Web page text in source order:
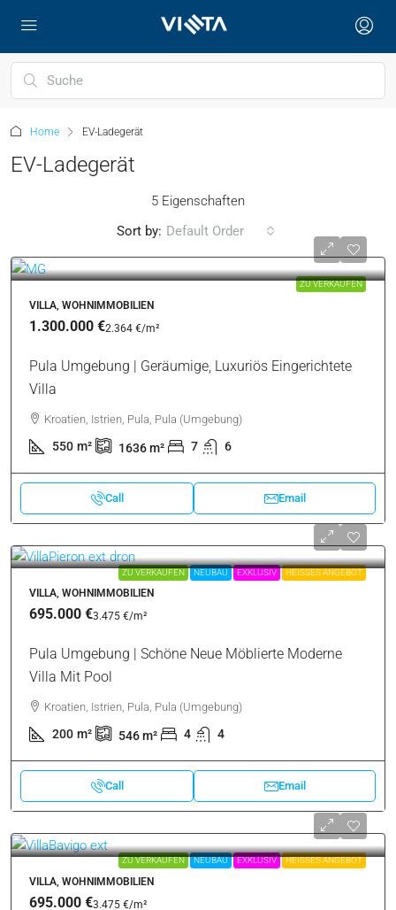
Home EV-Ladegerät
EV-Ladegerät
5 Eigenschaften
Sort by: Default Order
ZU VERKAUFEN
VILLA, WOHNIMMOBILIEN
1.300.000 €2.364 €/m²
Pula Umgebung | Geräumige, Luxuriös Eingerichtete
Villa
Kroatien, Istrien, Pula, Pula (Umgebung)
550 m² 1636m² 7 6
Call Email
ZU VERKAUFEN NEUBAU EXKLUSIV HEISSES ANGEBOT
VILLA, WOHNIMMOBILIEN
695.000 €3.475 €/m²
Pula Umgebung | Schöne Neue Möblierte Moderne
Villa Mit Pool
Kroatien, Istrien, Pula, Pula (Umgebung)
200 m² 546m² 4 4
Call Email
ZU VERKAUFEN NEUBAU EXKLUSIV HEISSES ANGEBOT
VILLA, WOHNIMMOBILIEN
695.000 €3.475 €/m²